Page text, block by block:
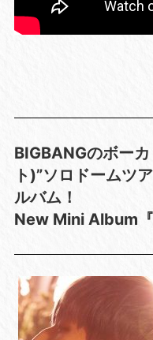
BIGBANGのボー
ト)”ソロドームツ
ルバム！
New Mini Album『